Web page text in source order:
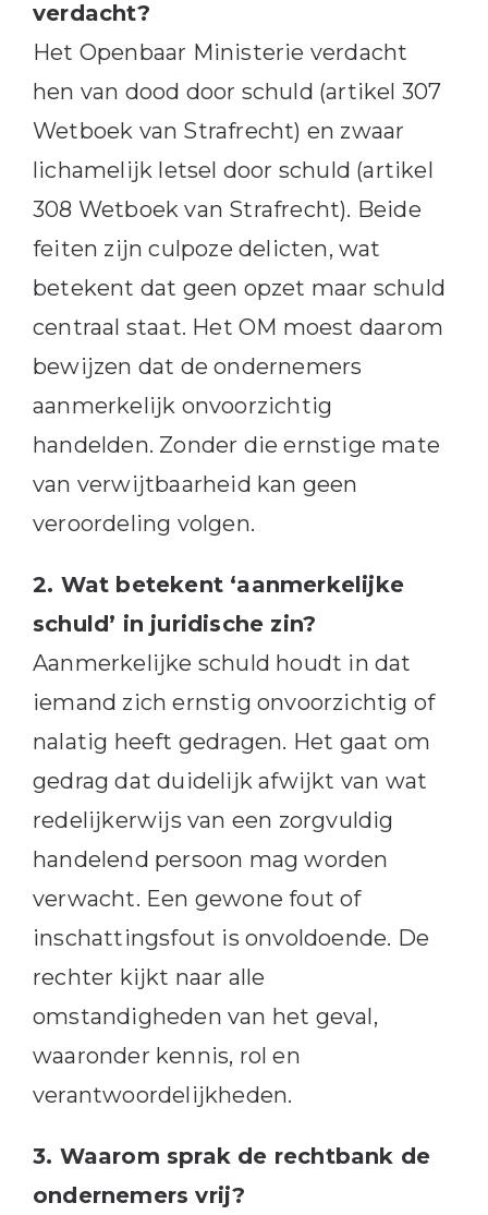
verdacht?
Het Openbaar Ministerie verdacht
hen van dood door schuld (artikel 307
Wetboek van Strafrecht) en zwaar
lichamelijk letsel door schuld (artikel
308 Wetboek van Strafrecht). Beide
feiten zijn culpoze delicten, wat
betekent dat geen opzet maar schuld
centraal staat. Het OM moest daarom
bewijzen dat de ondernemers
aanmerkelijk onvoorzichtig
handelden. Zonder die ernstige mate
van verwijtbaarheid kan geen
veroordeling volgen.
2. Wat betekent ‘aanmerkelijke
schuld’ in juridische zin?
Aanmerkelijke schuld houdt in dat
iemand zich ernstig onvoorzichtig of
nalatig heeft gedragen. Het gaat om
gedrag dat duidelijk afwijkt van wat
redelijkerwijs van een zorgvuldig
handelend persoon mag worden
verwacht. Een gewone fout of
inschattingsfout is onvoldoende. De
rechter kijkt naar alle
omstandigheden van het geval,
waaronder kennis, rol en
verantwoordelijkheden.
3. Waarom sprak de rechtbank de
ondernemers vrij?